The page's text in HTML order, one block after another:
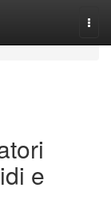
e